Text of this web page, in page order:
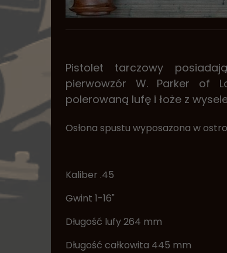
Pistolet tarczowy
pierwowzór W. Parker of
polerowaną lufę i łoże z
Osłona spustu wyposażona w
Kaliber .45
Gwint 1-16"
Długość lufy 264 mm
Długość całkowita 445 mm